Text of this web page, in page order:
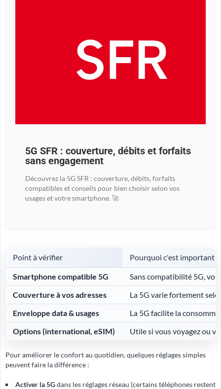
5G SFR : couverture, débits et forfaits
sans engagement
Découvrez la 5G SFR : couverture, débits, forfaits
compatibles et conseils pour bien choisir selon vos
usages et votre smartphone. 🚀
Point à vérifier Pourquoi c'est important
Smartphone compatible 5G
Sans compatibilité 5G,
Couverture à vos adresses
La 5G varie fortement
Enveloppe data & usages
La 5G facilite la
Options (international, eSIM)
Utile si vous voyagez ou
Pour améliorer le confort au quotidien, quelques réglages simples
peuvent faire la différence :
Activer la 5Gdans les réglages réseau (certains téléphones restent